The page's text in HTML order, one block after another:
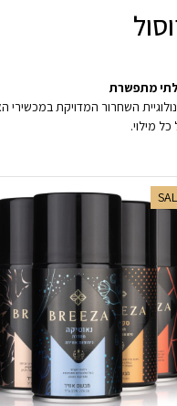
מתפשרת
השחרור המדויקת במכשירי
מילוי.